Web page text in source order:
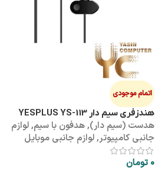
اتمام موجودی
هندزفری سیم دار YESPLUS YS-113
هدست (سیم دار),هدفون با سیم,لوازم
جانبی کامپیوتر,لوازم جانبی موبایل
0 تومان